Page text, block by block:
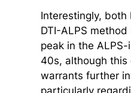
Interestingly, both
DTI-ALPS
peak in the
40s, although this
warrants further